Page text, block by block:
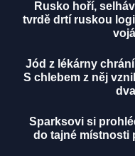
Rusko hoří,
tvrdě drtí ruskou
Jód z lékárny
S chlebem z něj
Sparksovi si
do tajné místnosti